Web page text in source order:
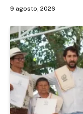
9 agosto, 2026